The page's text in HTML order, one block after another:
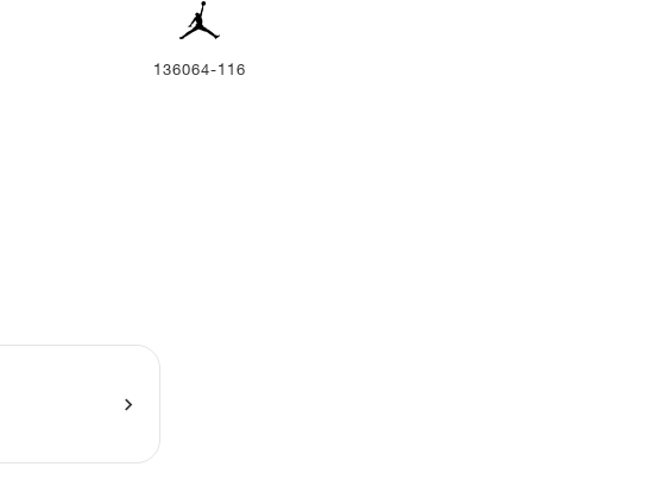
136064-116